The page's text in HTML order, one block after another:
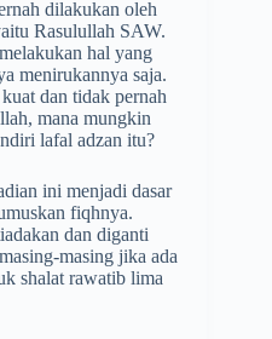
dilakukan oleh
Rasulullah SAW.
hal yang
menirukannya saja.
dan tidak pernah
mana mungkin
lafal adzan itu?
ini menjadi dasar
fiqhnya.
dan diganti
masing jika ada
shalat rawatib lima